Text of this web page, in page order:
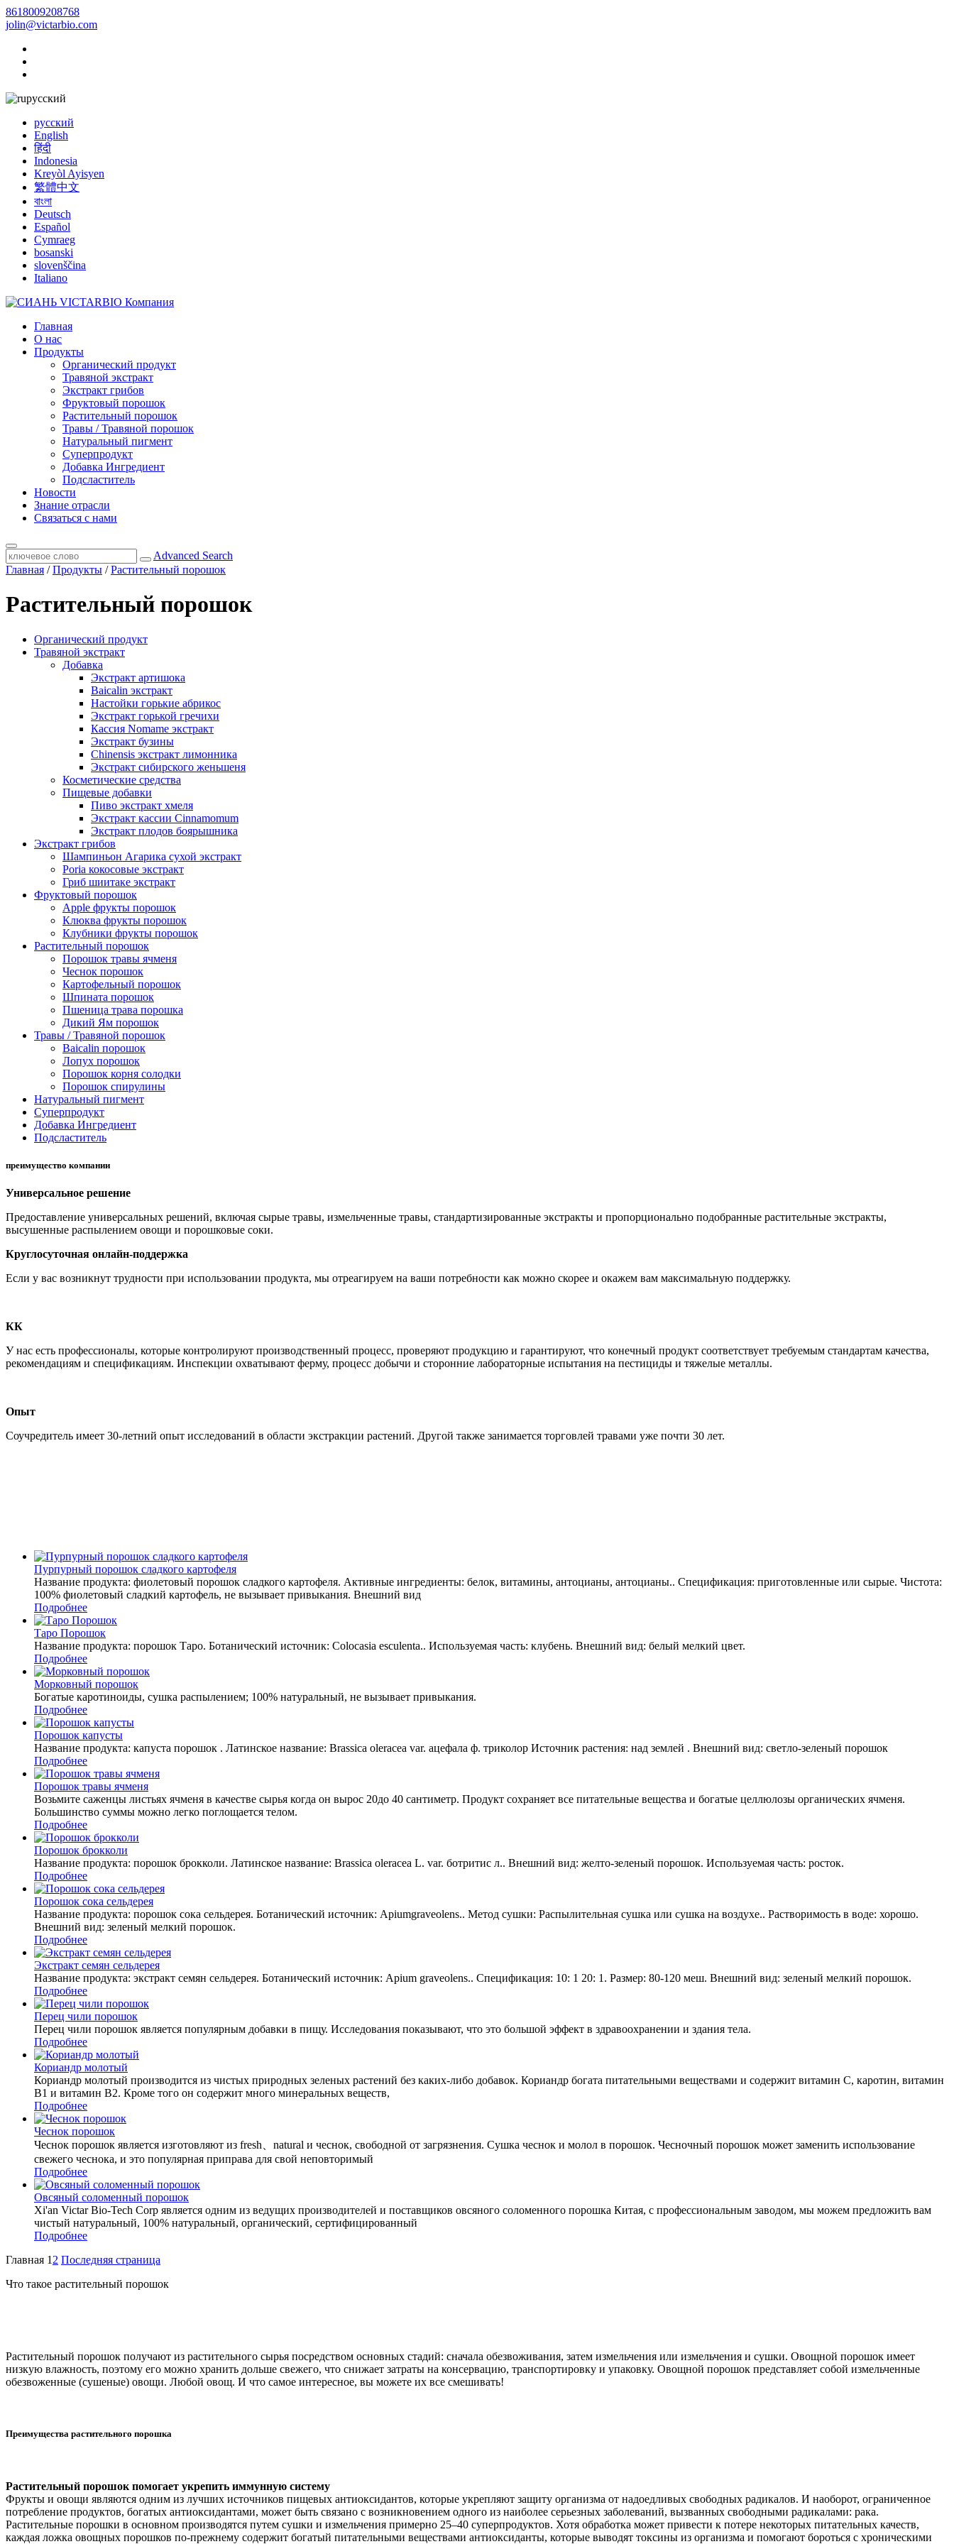
8618009208768
jolin@victarbio.com
русский
русский
English
हिंदी
Indonesia
Kreyòl Ayisyen
繁體中文
বাংলা
Deutsch
Español
Cymraeg
bosanski
slovenščina
Italiano
Главная
О нас
Продукты
Органический продукт
Травяной экстракт
Экстракт грибов
Фруктовый порошок
Растительный порошок
Травы / Травяной порошок
Натуральный пигмент
Суперпродукт
Добавка Ингредиент
Подсластитель
Новости
Знание отрасли
Связаться с нами
Advanced Search
Главная /Продукты /Растительный порошок
Растительный порошок
Органический продукт
Травяной экстракт
Добавка
Экстракт артишока
Baicalin экстракт
Настойки горькие абрикос
Экстракт горькой гречихи
Кассия Nomame экстракт
Экстракт бузины
Chinensis экстракт лимонника
Экстракт сибирского женьшеня
Косметические средства
Пищевые добавки
Пиво экстракт хмеля
Экстракт кассии Cinnamomum
Экстракт плодов боярышника
Экстракт грибов
Шампиньон Агарика сухой экстракт
Poria кокосовые экстракт
Гриб шиитаке экстракт
Фруктовый порошок
Apple фрукты порошок
Клюква фрукты порошок
Клубники фрукты порошок
Растительный порошок
Порошок травы ячменя
Чеснок порошок
Картофельный порошок
Шпината порошок
Пшеница трава порошка
Дикий Ям порошок
Травы / Травяной порошок
Baicalin порошок
Лопух порошок
Порошок корня солодки
Порошок спирулины
Натуральный пигмент
Суперпродукт
Добавка Ингредиент
Подсластитель
преимущество компании
Универсальное решение
Предоставление универсальных решений, включая сырые травы, измельченные травы, стандартизированные экстракты и пропорционально подобранные растительные экстракты,
высушенные распылением овощи и порошковые соки.
Круглосуточная онлайн-поддержка
Если у вас возникнут трудности при использовании продукта, мы отреагируем на ваши потребности как можно скорее и окажем вам максимальную поддержку.
КК
У нас есть профессионалы, которые контролируют производственный процесс, проверяют продукцию и гарантируют, что конечный продукт соответствует требуемым стандартам качества,
рекомендациям и спецификациям. Инспекции охватывают ферму, процесс добычи и сторонние лабораторные испытания на пестициды и тяжелые металлы.
Опыт
Соучредитель имеет 30-летний опыт исследований в области экстракции растений. Другой также занимается торговлей травами уже почти 30 лет.
Пурпурный порошок сладкого картофеля
Название продукта: фиолетовый порошок сладкого картофеля. Активные ингредиенты: белок, витамины, антоцианы, антоцианы.. Спецификация: приготовленные или сырые. Чистота:
100% фиолетовый сладкий картофель, не вызывает привыкания. Внешний вид
Подробнее
Таро Порошок
Название продукта: порошок Таро. Ботанический источник: Colocasia esculenta.. Используемая часть: клубень. Внешний вид: белый мелкий цвет.
Подробнее
Морковный порошок
Богатые каротиноиды, сушка распылением; 100% натуральный, не вызывает привыкания.
Подробнее
Порошок капусты
Название продукта: капуста порошок . Латинское название: Brassica oleracea var. ацефала ф. триколор Источник растения: над землей . Внешний вид: светло-зеленый порошок
Подробнее
Порошок травы ячменя
Возьмите саженцы листьях ячменя в качестве сырья когда он вырос 20до 40 сантиметр. Продукт сохраняет все питательные вещества и богатые целлюлозы органических ячменя.
Большинство суммы можно легко поглощается телом.
Подробнее
Порошок брокколи
Название продукта: порошок брокколи. Латинское название: Brassica oleracea L. var. ботритис л.. Внешний вид: желто-зеленый порошок. Используемая часть: росток.
Подробнее
Порошок сока сельдерея
Название продукта: порошок сока сельдерея. Ботанический источник: Apiumgraveolens.. Метод сушки: Распылительная сушка или сушка на воздухе.. Растворимость в воде: хорошо.
Внешний вид: зеленый мелкий порошок.
Подробнее
Экстракт семян сельдерея
Название продукта: экстракт семян сельдерея. Ботанический источник: Apium graveolens.. Спецификация: 10: 1 20: 1. Размер: 80-120 меш. Внешний вид: зеленый мелкий порошок.
Подробнее
Перец чили порошок
Перец чили порошок является популярным добавки в пищу. Исследования показывают, что это большой эффект в здравоохранении и здания тела.
Подробнее
Кориандр молотый
Кориандр молотый производится из чистых природных зеленых растений без каких-либо добавок. Кориандр богата питательными веществами и содержит витамин С, каротин, витамин
B1 и витамин B2. Кроме того он содержит много минеральных веществ,
Подробнее
Чеснок порошок
Чеснок порошок является изготовляют из fresh、natural и чеснок, свободной от загрязнения. Сушка чеснок и молол в порошок. Чесночный порошок может заменить использование
свежего чеснока, и это популярная приправа для свой неповторимый
Подробнее
Овсяный соломенный порошок
Xi'an Victar Bio-Tech Corp является одним из ведущих производителей и поставщиков овсяного соломенного порошка Китая, с профессиональным заводом, мы можем предложить вам
чистый натуральный, 100% натуральный, органический, сертифицированный
Подробнее
Главная 1 2 Последняя страница
Что такое растительный порошок
Растительный порошок получают из растительного сырья посредством основных стадий: сначала обезвоживания, затем измельчения или измельчения и сушки. Овощной порошок имеет
низкую влажность, поэтому его можно хранить дольше свежего, что снижает затраты на консервацию, транспортировку и упаковку. Овощной порошок представляет собой измельченные
обезвоженные (сушеные) овощи. Любой овощ. И что самое интересное, вы можете их все смешивать!
Преимущества растительного порошка
Растительный порошок помогает укрепить иммунную систему
Фрукты и овощи являются одним из лучших источников пищевых антиоксидантов, которые укрепляют защиту организма от надоедливых свободных радикалов. И наоборот, ограниченное
потребление продуктов, богатых антиоксидантами, может быть связано с возникновением одного из наиболее серьезных заболеваний, вызванных свободными радикалами: рака.
Растительные порошки в основном производятся путем сушки и измельчения примерно 25–40 суперпродуктов. Хотя обработка может привести к потере некоторых питательных качеств,
каждая ложка овощных порошков по-прежнему содержит богатый питательными веществами антиоксиданты, которые выводят токсины из организма и помогают бороться с хроническими